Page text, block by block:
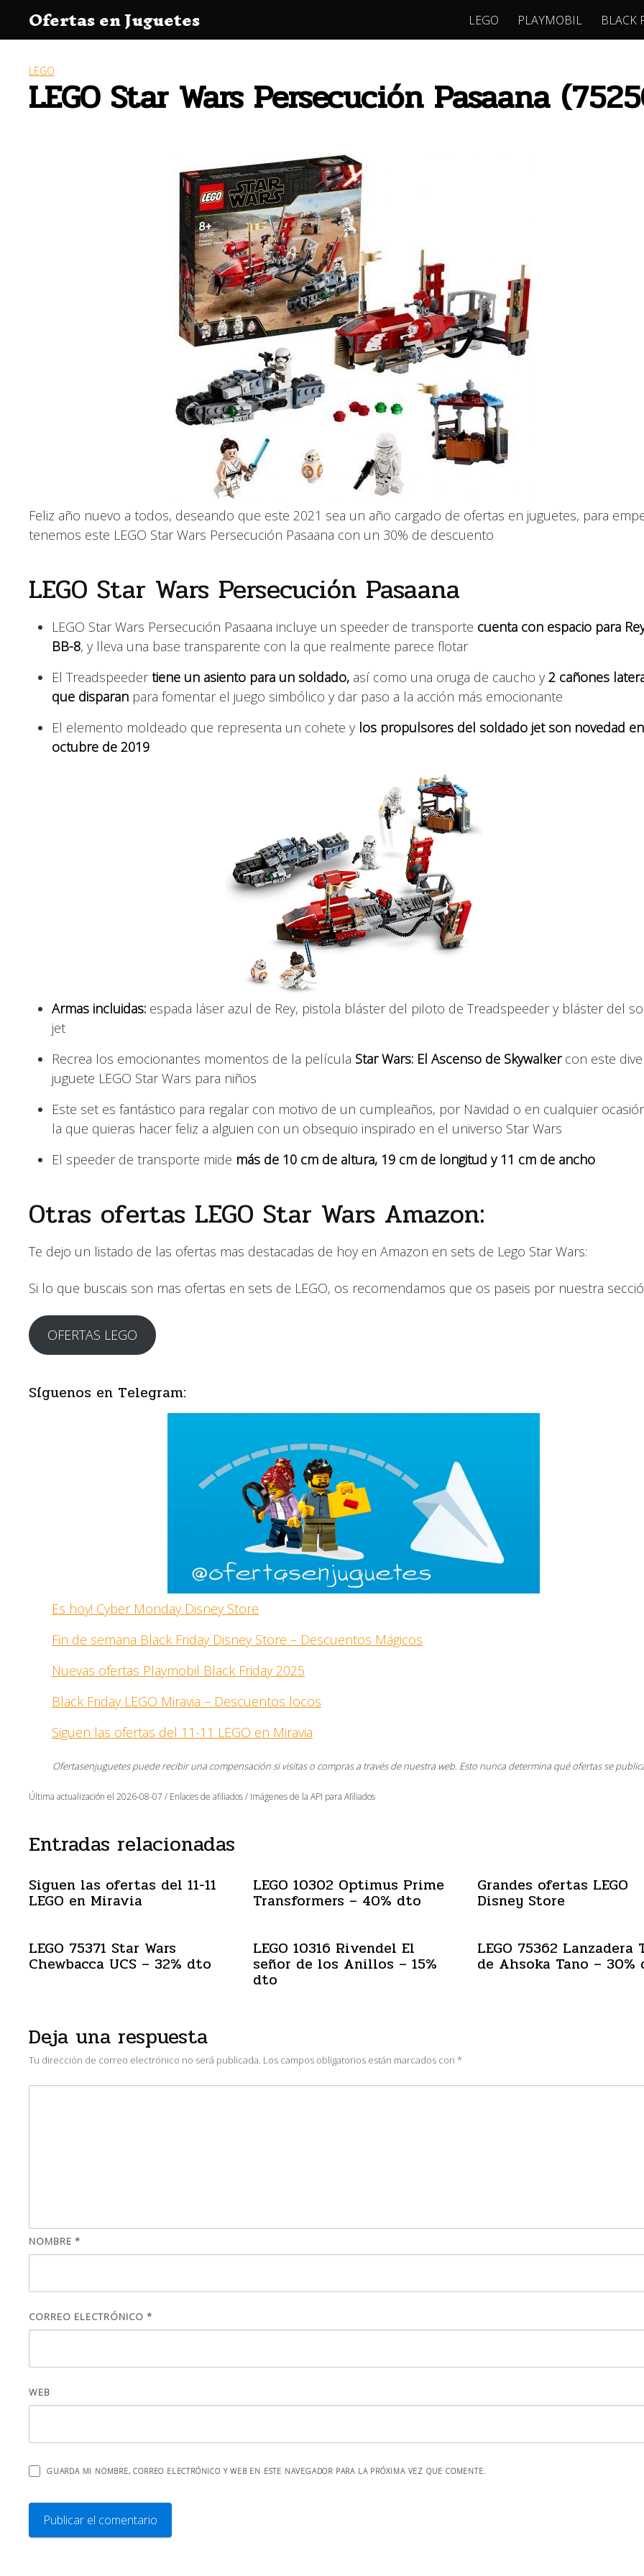
contenido
Ofertas en Juguetes LEGO PLAYMOBIL BLACK
LEGO
LEGO Star Wars Persecución Pasaana
Feliz año nuevo a todos, deseando que este 2021 sea un año cargado de ofertas en juguetes, para
tenemos este LEGO Star Wars Persecución Pasaana con un 30% de descuento
LEGO Star Wars Persecución Pasaana
LEGO Star Wars Persecución Pasaana incluye un speeder de transporte cuenta con espacio para
BB-8, y lleva una base transparente con la que realmente parece flotar
El Treadspeedertiene un asiento para un soldado, así como una oruga de caucho y 2 cañones
que disparan para fomentar el juego simbólico y dar paso a la acción más emocionante
El elemento moldeado que representa un cohete y los propulsores del soldado jet son novedad en
octubre de 2019
Armas incluidas: espada láser azul de Rey, pistola bláster del piloto de Treadspeeder y bláster del
jet
Recrea los emocionantes momentos de la película Star Wars: El Ascenso de Skywalkercon este
juguete LEGO Star Wars para niños
Este set es fantástico para regalar con motivo de un cumpleaños, por Navidad o en cualquier
la que quieras hacer feliz a alguien con un obsequio inspirado en el universo Star Wars
El speeder de transporte mide más de 10 cm de altura, 19 cm de longitud y 11 cm de ancho
Otras ofertas LEGO Star Wars Amazon:
Te dejo un listado de las ofertas mas destacadas de hoy en Amazon en sets de Lego Star Wars:
Si lo que buscais son mas ofertas en sets de LEGO, os recomendamos que os paseis por nuestra
OFERTAS LEGO
Síguenos en Telegram:
Es hoy! Cyber Monday Disney Store
Fin de semana Black Friday Disney Store – Descuentos Mágicos
Nuevas ofertas Playmobil Black Friday 2025
Black Friday LEGO Miravia – Descuentos locos
Siguen las ofertas del 11-11 LEGO en Miravia
Ofertasenjuguetes puede recibir una compensación si visitas o compras a través de nuestra web. Esto nunca determina qué ofertas se
Última actualización el 2026-08-07 / Enlaces de afiliados / Imágenes de la API para Afiliados
Entradas relacionadas
Siguen las ofertas del 11-11
LEGO en Miravia
LEGO 10302 Optimus Prime
Transformers – 40% dto
Grandes ofertas LEGO
Disney Store
LEGO 75371 Star Wars
Chewbacca UCS – 32% dto
LEGO 10316 Rivendel El
señor de los Anillos – 15%
dto
LEGO 75362 Lanzadera
de Ahsoka Tano – 30%
Deja una respuesta
Tu dirección de correo electrónico no será publicada. Los campos obligatorios están marcados con *
NOMBRE *
CORREO ELECTRÓNICO *
WEB
GUARDA MI NOMBRE, CORREO ELECTRÓNICO Y WEB EN ESTE NAVEGADOR PARA LA PRÓXIMA VEZ QUE COMENTE.